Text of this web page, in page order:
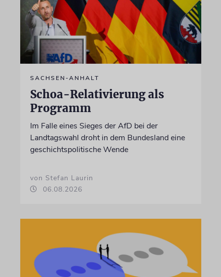
SACHSEN-ANHALT
Schoa-Relativierung als
Programm
Im Falle eines Sieges der AfD bei der
Landtagswahl droht in dem Bundesland eine
geschichtspolitische Wende
von Stefan Laurin
06.08.2026